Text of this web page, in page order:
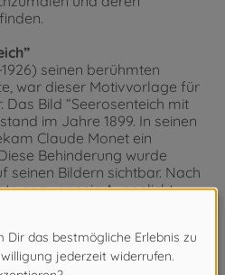
seinen berühmten
war dieser Motivvorlage für
Das Bild “Seerosenteich mit
im Jahre 1899. In seinen
Claude Monet ein
Behinderung wurde
seinen Bildern sichtbar. Nach
er zwar sein Augenlicht
beherrscht und
Handel gelangten. Er